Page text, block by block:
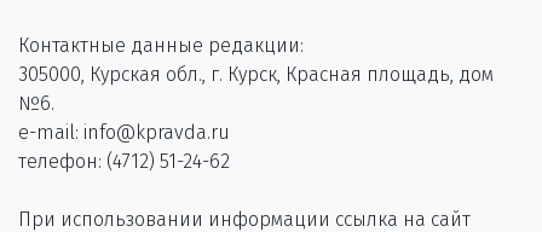
Контактные данные редакции:
305000, Курская обл., г. Курск, Красная площадь, дом
№6.
e-mail: info@kpravda.ru
телефон: (4712) 51-24-62
При использовании информации ссылка на сайт